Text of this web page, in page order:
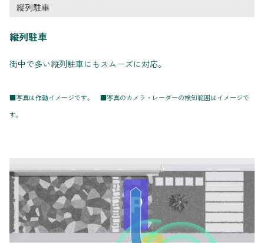
縦列駐車
街中で多い縦列駐車にもスムーズに対応。
■写真は作動イメージです。 ■写真のカメラ・レーダーの検知範囲はイメージで
す。